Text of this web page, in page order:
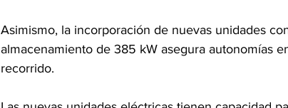
Asimismo, la incorporación de nuevas unidades
almacenamiento de 385 kW asegura autonomías
recorrido.